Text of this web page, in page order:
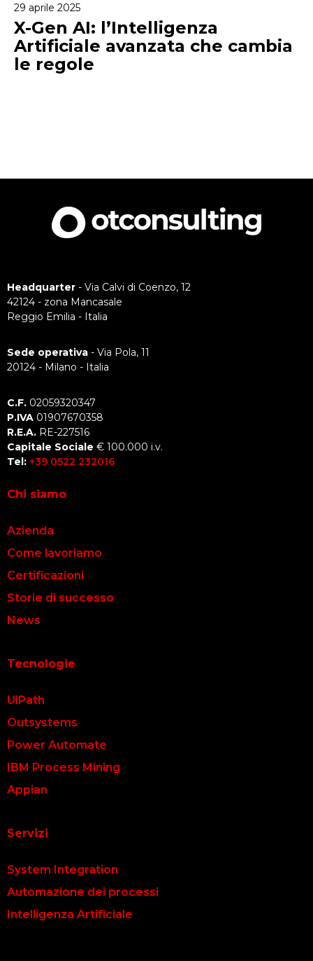
29 aprile 2025
X-Gen AI: l’Intelligenza
Artificiale avanzata che cambia
le regole
Headquarter - Via Calvi di Coenzo, 12
42124 - zona Mancasale
Reggio Emilia - Italia
Sede operativa - Via Pola, 11
20124 - Milano - Italia
C.F. 02059320347
P.IVA 01907670358
R.E.A. RE-227516
Capitale Sociale € 100.000 i.v.
Tel: +39 0522 232016
Chi siamo
Azienda
Come lavoriamo
Certificazioni
Storie di successo
News
Tecnologie
UiPath
Outsystems
Power Automate
IBM Process Mining
Appian
Servizi
System Integration
Automazione dei processi
Intelligenza Artificiale